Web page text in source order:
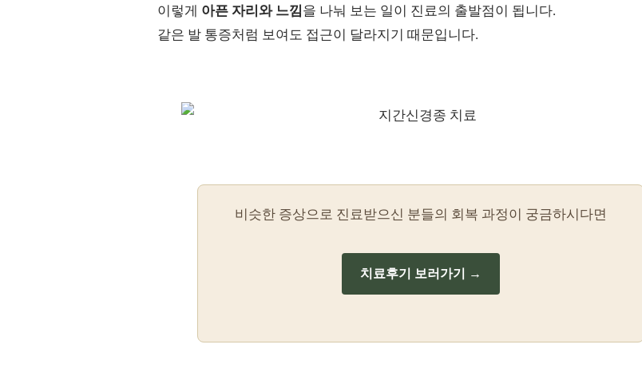
이렇게 아픈 자리와 느낌 을 나눠 보는 일이 진료의 출발점이 됩니다.
같은 발 통증처럼 보여도 접근이 달라지기 때문입니다.
비슷한 증상으로 진료받으신 분들의 회복 과정이 궁금하시다면
치료후기 보러가기 →